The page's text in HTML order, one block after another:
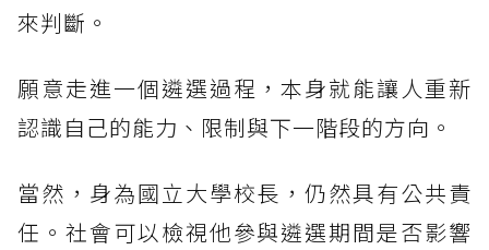
來判斷。
願意走進一個遴選過程，本身就能讓人重新
認識自己的能力、限制與下一階段的方向。
當然，身為國立大學校長，仍然具有公共責
任。社會可以檢視他參與遴選期間是否影響